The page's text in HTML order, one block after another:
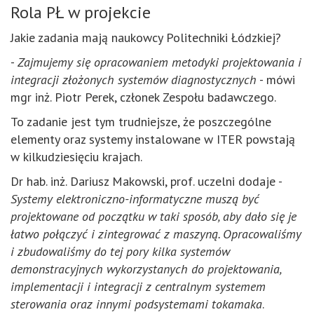
Rola PŁ w projekcie
Jakie zadania mają naukowcy Politechniki Łódzkiej?
- Zajmujemy się opracowaniem metodyki projektowania i
integracji złożonych systemów diagnostycznych - mówi
mgr inż. Piotr Perek, członek Zespołu badawczego.
To zadanie jest tym trudniejsze, że poszczególne
elementy oraz systemy instalowane w ITER powstają
w kilkudziesięciu krajach.
Dr hab. inż. Dariusz Makowski, prof. uczelni dodaje -
Systemy elektroniczno-informatyczne muszą być
projektowane od początku w taki sposób, aby dało się je
łatwo połączyć i zintegrować z maszyną. Opracowaliśmy
i zbudowaliśmy do tej pory kilka systemów
demonstracyjnych wykorzystanych do projektowania,
implementacji i integracji z centralnym systemem
sterowania oraz innymi podsystemami tokamaka.